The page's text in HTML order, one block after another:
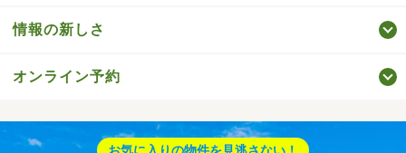
情報の新しさ
オンライン予約